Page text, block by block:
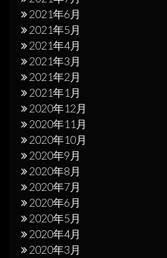
2021年6月
2021年5月
2021年4月
2021年3月
2021年2月
2021年1月
2020年12月
2020年11月
2020年10月
2020年9月
2020年8月
2020年7月
2020年6月
2020年5月
2020年4月
2020年3月